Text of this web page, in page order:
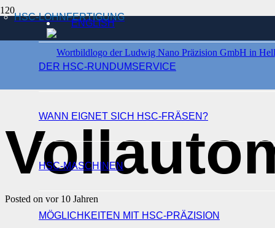
ENGLISH
HSC-LOHNFERTIGUNG
DER HSC-RUNDUMSERVICE
WANN EIGNET SICH HSC-FRÄSEN?
HSC-MASCHINEN
MÖGLICHKEITEN MIT HSC-PRÄZISION
MESSEN MIT INNOVATIVEN MESSSYSTEMEN
Posted on vor 10 Jahren